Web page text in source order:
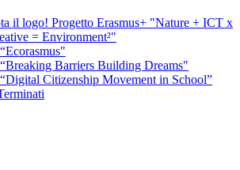
il logo! Progetto Erasmus+ "Nature + ICT x
= Environment²"
Barriers Building Dreams"
Citizenship Movement in School”